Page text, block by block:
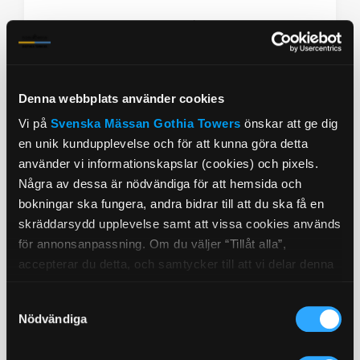
Denna webbplats använder cookies
Vi på Svenska Mässan Gothia Towersönskar att ge dig
en unik kundupplevelse och för att kunna göra detta
använder vi informationskapslar (cookies) och pixels.
Några av dessa är nödvändiga för att hemsida och
bokningar ska fungera, andra bidrar till att du ska få en
skräddarsydd upplevelse samt att vissa cookies används
för annonsanpassning. Om du väljer “Tillåt alla”,
accepterar du detta, och samtycker till att vi delar denna
marknadsföringspartners. Detta kan innebära att dina
data bearbetas i USA. Om du tackar nej använder vi
Nödvändiga